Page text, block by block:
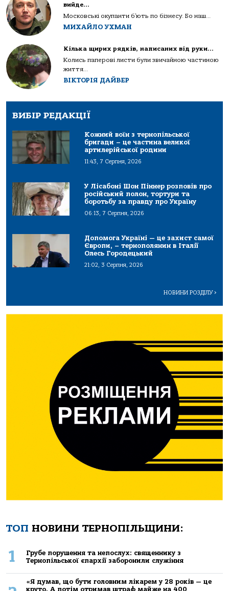
вийде…
Московські окупанти б’ють по бізнесу. Бо наш...
МИХАЙЛО УХМАН
Кілька щирих рядків, написаних від руки…
Колись паперові листи були звичайною частиною
життя...
ВІКТОРІЯ ДАЙВЕР
ВИБІР РЕДАКЦІЇ
Кожний воїн з тернопільської
бригади – це частина великої
артилерійської родини
11:43, 7 Серпня, 2026
У Лісабоні Шон Піннер розповів про
російський полон, тортури та
боротьбу за правду про Україну
06:13, 7 Серпня, 2026
Допомога Україні — це захист самої
Європи, – тернополянин в Італії
Олесь Городецький
21:02, 3 Серпня, 2026
НОВИНИ РОЗДІЛУ>
ТОП НОВИНИ ТЕРНОПІЛЬЩИНИ:
1
Грубе порушення та непослух: священнику з
Тернопільської єпархії заборонили служіння
«Я думав, що бути головним лікарем у 28 років — це
круто. А потім отримав штраф майже на 400